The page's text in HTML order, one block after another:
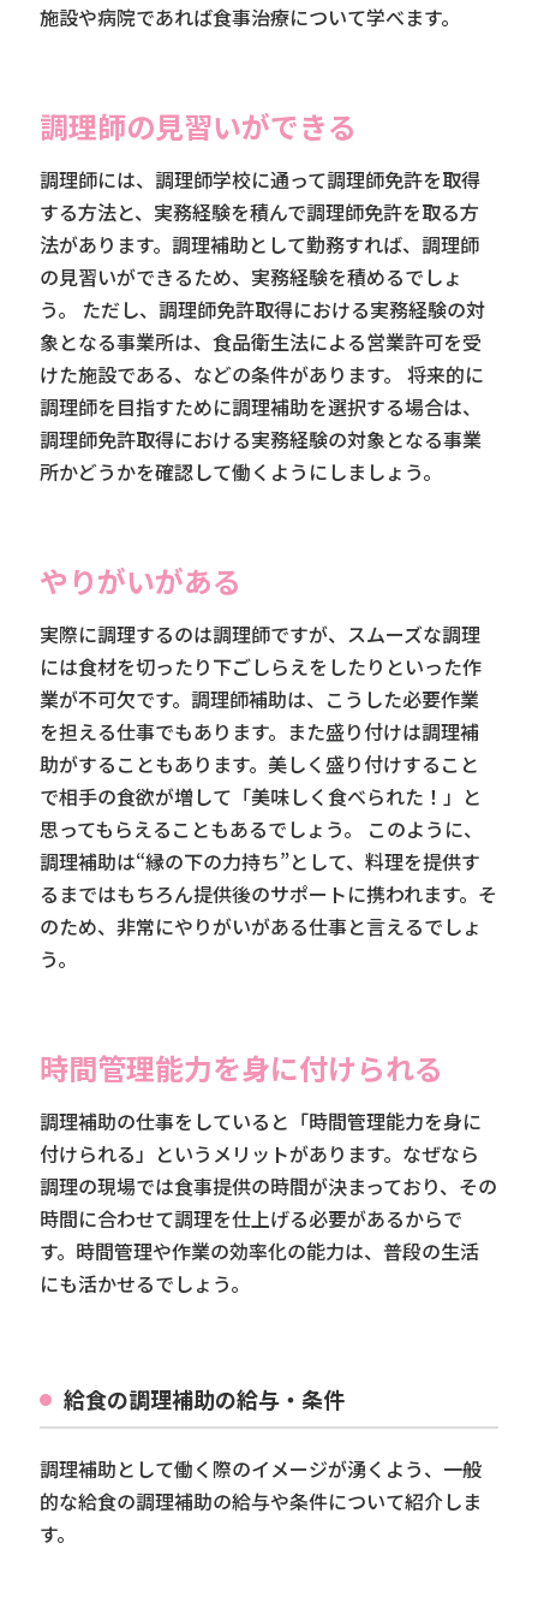
施設や病院であれば食事治療について学べます。
調理師の見習いができる
調理師には、調理師学校に通って調理師免許を取得
する方法と、実務経験を積んで調理師免許を取る方
法があります。調理補助として勤務すれば、調理師
の見習いができるため、実務経験を積めるでしょ
う。 ただし、調理師免許取得における実務経験の対
象となる事業所は、食品衛生法による営業許可を受
けた施設である、などの条件があります。 将来的に
調理師を目指すために調理補助を選択する場合は、
調理師免許取得における実務経験の対象となる事業
所かどうかを確認して働くようにしましょう。
やりがいがある
実際に調理するのは調理師ですが、スムーズな調理
には食材を切ったり下ごしらえをしたりといった作
業が不可欠です。調理師補助は、こうした必要作業
を担える仕事でもあります。また盛り付けは調理補
助がすることもあります。美しく盛り付けすること
で相手の食欲が増して「美味しく食べられた！」と
思ってもらえることもあるでしょう。 このように、
調理補助は“縁の下の力持ち”として、料理を提供す
るまではもちろん提供後のサポートに携われます。そ
のため、非常にやりがいがある仕事と言えるでしょ
う。
時間管理能力を身に付けられる
調理補助の仕事をしていると「時間管理能力を身に
付けられる」というメリットがあります。なぜなら
調理の現場では食事提供の時間が決まっており、その
時間に合わせて調理を仕上げる必要があるからで
す。時間管理や作業の効率化の能力は、普段の生活
にも活かせるでしょう。
給食の調理補助の給与・条件
調理補助として働く際のイメージが湧くよう、一般
的な給食の調理補助の給与や条件について紹介しま
す。